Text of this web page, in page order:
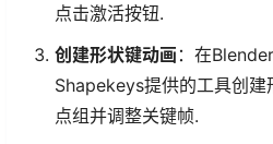
点击激活按钮.
创建形状键动画 ：在
Shapekeys提供的工具创
点组并调整关键帧.